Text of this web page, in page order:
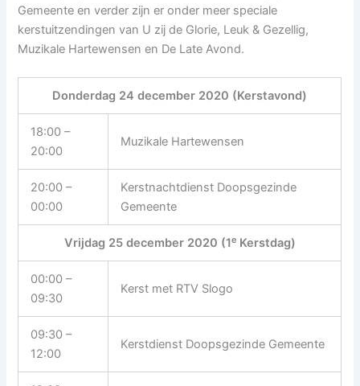
Gemeente en verder zijn er onder meer speciale
kerstuitzendingen van U zij de Glorie, Leuk & Gezellig,
Muzikale Hartewensen en De Late Avond.
Donderdag 24 december 2020 (Kerstavond)
18:00 –
20:00
Muzikale Hartewensen
20:00 –
00:00
Kerstnachtdienst Doopsgezinde
Gemeente
Vrijdag 25 december 2020 (1eKerstdag)
00:00 –
09:30
Kerst met RTV Slogo
09:30 –
12:00
Kerstdienst Doopsgezinde Gemeente